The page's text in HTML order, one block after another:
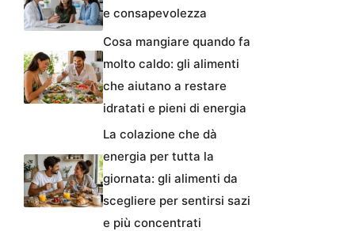
e consapevolezza
Cosa mangiare quando fa
molto caldo: gli alimenti
che aiutano a restare
idratati e pieni di energia
La colazione che dà
energia per tutta la
giornata: gli alimenti da
scegliere per sentirsi sazi
e più concentrati